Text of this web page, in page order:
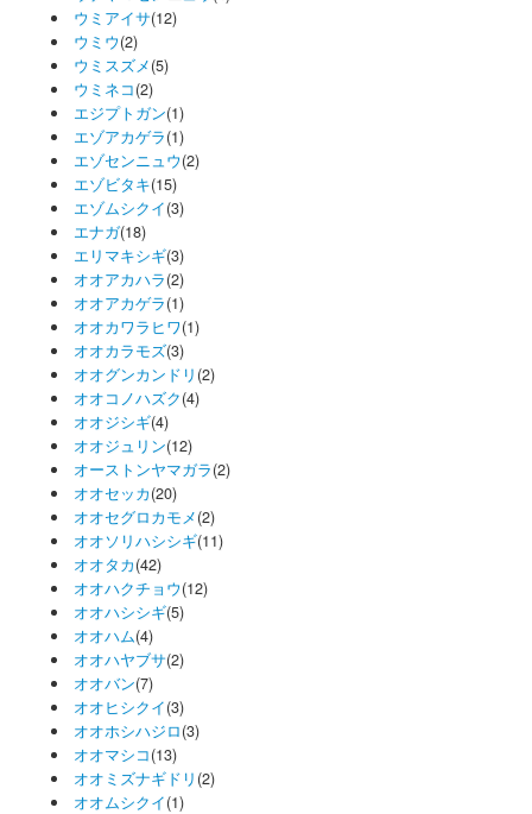
ウミアイサ(12)
ウミウ(2)
ウミスズメ(5)
ウミネコ(2)
エジプトガン(1)
エゾアカゲラ(1)
エゾセンニュウ(2)
エゾビタキ(15)
エゾムシクイ(3)
エナガ(18)
エリマキシギ(3)
オオアカハラ(2)
オオアカゲラ(1)
オオカワラヒワ(1)
オオカラモズ(3)
オオグンカンドリ (2)
オオコノハズク(4)
オオジシギ(4)
オオジュリン(12)
オーストンヤマガラ(2)
オオセッカ(20)
オオセグロカモメ(2)
オオソリハシシギ(11)
オオタカ(42)
オオハクチョウ(12)
オオハシシギ(5)
オオハム(4)
オオハヤブサ(2)
オオバン(7)
オオヒシクイ(3)
オオホシハジロ(3)
オオマシコ(13)
オオミズナギドリ (2)
オオムシクイ(1)